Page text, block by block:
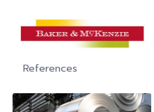
References